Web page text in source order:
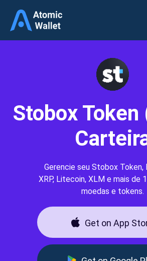
Stobox Token
Gerencie seu Stobox Token,
XRP, Litecoin, XLM e mais de
moedas e tokens.
Get on App